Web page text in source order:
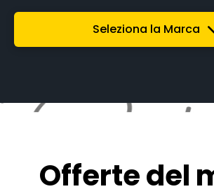
Seleziona la Marca
Offerte del